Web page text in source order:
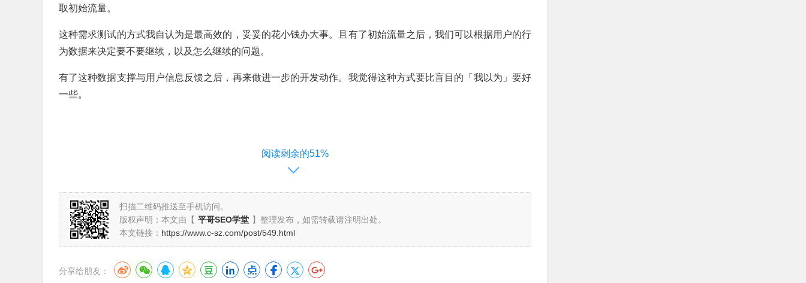
取初始流量。
这种需求测试的方式我自认为是最高效的，妥妥的花小钱办大事。且有了初始流量之后，我们可以根据用户的行
为数据来决定要不要继续，以及怎么继续的问题。
有了这种数据支撑与用户信息反馈之后，再来做进一步的开发动作。我觉得这种方式要比盲目的「我以为」要好
一些。
阅读剩余的51%
扫描二维码推送至手机访问。
版权声明：本文由【 平哥SEO学堂 】整理发布，如需转载请注明出处。
本文链接： https://www.c-sz.com/post/549.html
分享给朋友：